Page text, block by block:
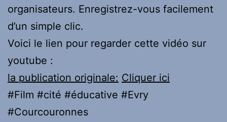
organisateurs. Enregistrez-vous facilement
d’un simple clic.
Voici le lien pour regarder cette vidéo sur
youtube :
la publication originale: Cliquer ici
#Film #cité #éducative #Evry
#Courcouronnes